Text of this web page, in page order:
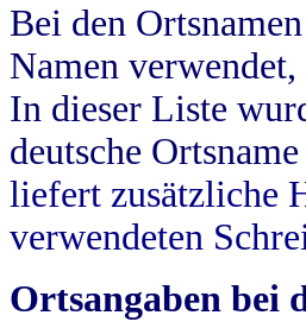
Bei den
Namen
In dieser Liste
deutsche
liefert zusätzliche
verwendeten
Ortsangaben bei